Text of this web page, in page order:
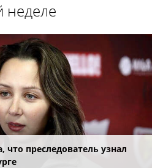
неделе
что преследователь узнал